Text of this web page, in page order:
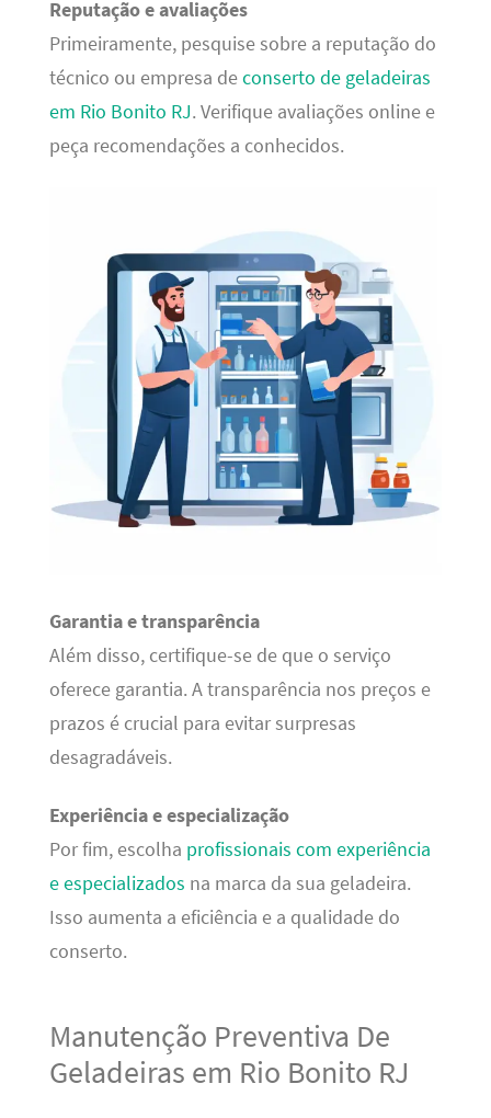
Reputação e avaliações
Primeiramente, pesquise sobre a reputação do
técnico ou empresa deconserto de geladeiras
em Rio Bonito RJ. Verifique avaliações online e
peça recomendações a conhecidos.
Garantia e transparência
Além disso, certifique-se de que o serviço
oferece garantia. A transparência nos preços e
prazos é crucial para evitar surpresas
desagradáveis.
Experiência e especialização
Por fim, escolha profissionais com experiência
e especializados na marca da sua geladeira.
Isso aumenta a eficiência e a qualidade do
conserto.
Manutenção Preventiva De
Geladeiras em Rio Bonito RJ